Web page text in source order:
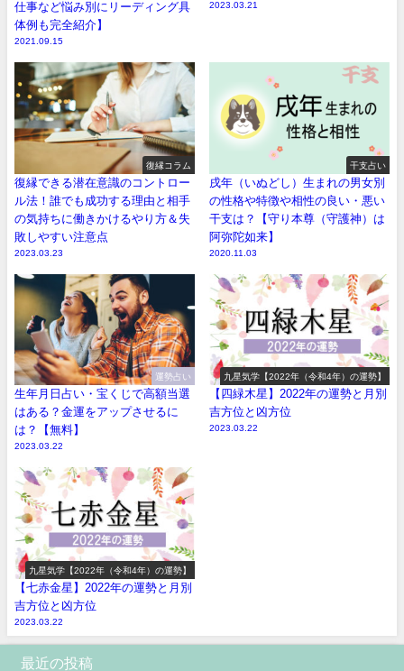
仕事など悩み別にリーディング具
体例も完全紹介】
2021.09.15
2023.03.21
復縁コラム
復縁できる潜在意識のコントロー
ル法！誰でも成功する理由と相手
の気持ちに働きかけるやり方＆失
敗しやすい注意点
2023.03.23
干支占い
戌年（いぬどし）生まれの男女別
の性格や特徴や相性の良い・悪い
干支は？【守り本尊（守護神）は
阿弥陀如来】
2020.11.03
運勢占い
生年月日占い・宝くじで高額当選
はある？金運をアップさせるに
は？【無料】
2023.03.22
九星気学【2022年（令和4年）の運勢】
【四緑木星】2022年の運勢と月別
吉方位と凶方位
2023.03.22
九星気学【2022年（令和4年）の運勢】
【七赤金星】2022年の運勢と月別
吉方位と凶方位
2023.03.22
最近の投稿